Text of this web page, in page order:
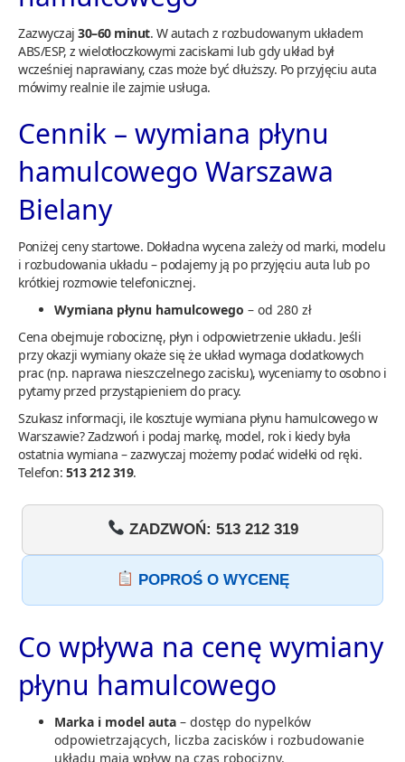
Zazwyczaj 30–60 minut. W autach z rozbudowanym układem
ABS/ESP, z wielotłoczkowymi zaciskami lub gdy układ był
wcześniej naprawiany, czas może być dłuższy. Po przyjęciu auta
mówimy realnie ile zajmie usługa.
Cennik – wymiana płynu
hamulcowego Warszawa
Bielany
Poniżej ceny startowe. Dokładna wycena zależy od marki, modelu
i rozbudowania układu – podajemy ją po przyjęciu auta lub po
krótkiej rozmowie telefonicznej.
Wymiana płynu hamulcowego – od 280 zł
Cena obejmuje robociznę, płyn i odpowietrzenie układu. Jeśli
przy okazji wymiany okaże się że układ wymaga dodatkowych
prac (np. naprawa nieszczelnego zacisku), wyceniamy to osobno i
pytamy przed przystąpieniem do pracy.
Szukasz informacji, ile kosztuje wymiana płynu hamulcowego w
Warszawie? Zadzwoń i podaj markę, model, rok i kiedy była
ostatnia wymiana – zazwyczaj możemy podać widełki od ręki.
Telefon: 513 212 319.
ZADZWOŃ: 513 212 319
POPROŚ O WYCENĘ
Co wpływa na cenę wymiany
płynu hamulcowego
Marka i model auta – dostęp do nypelków
odpowietrzających, liczba zacisków i rozbudowanie
układu mają wpływ na czas robocizny.